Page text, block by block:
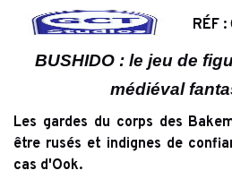
RÉF :
BUSHIDO : le jeu de
médiéval
Les gardes du corps des
être rusés et indignes de
cas d'Ook.